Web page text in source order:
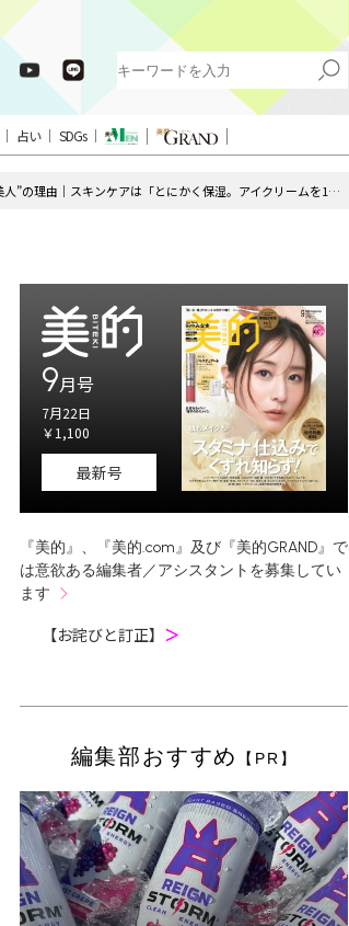
占い SDGs
北川景子さん“ぶれない美人”の理由｜スキンケアは「とにかく保湿。アイクリームを1年中つけています」
9月号
7月22日
￥1,100
最新号
『美的』、『美的.com』及び『美的GRAND』で
は意欲ある編集者／アシスタントを募集してい
ます
【お詫びと訂正】 ＞
編集部おすすめ 【PR】